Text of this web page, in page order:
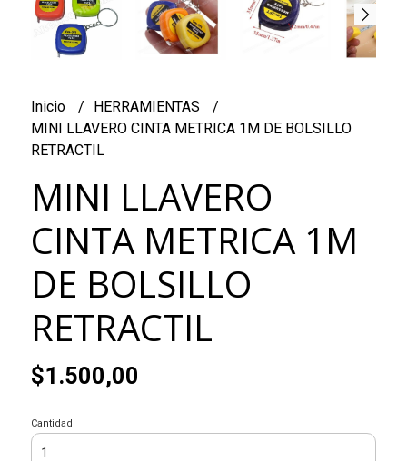
Inicio
HERRAMIENTAS
MINI LLAVERO CINTA METRICA 1M DE BOLSILLO
RETRACTIL
MINI LLAVERO
CINTA METRICA 1M
DE BOLSILLO
RETRACTIL
$1.500,00
Cantidad